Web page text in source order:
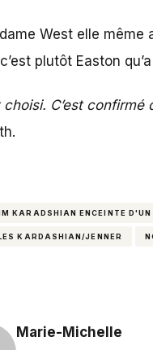
West elle même
plutôt Easton
C’est
KARADSHIAN ENCEINTE D'UN
KARDASHIAN/JENNER
Marie-Michelle